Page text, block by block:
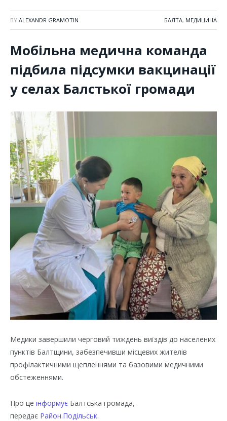
BY ALEXANDR GRAMOTIN БАЛТА, МЕДИЦИНА
Мобільна медична команда
підбила підсумки вакцинації
у селах Балстької громади
Медики завершили черговий тиждень виїздів до населених
пунктів Балтщини, забезпечивши місцевих жителів
профілактичними щепленнями та базовими медичними
обстеженнями.
Про це інформує Балтська громада,
передає Район.Подільськ.